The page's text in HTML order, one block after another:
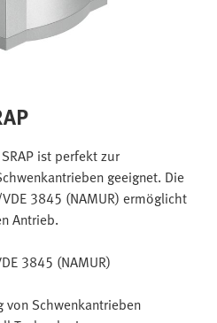
ist perfekt zur
geeignet. Die
3845 (NAMUR) ermöglicht
Antrieb.
3845 (NAMUR)
Schwenkantrieben